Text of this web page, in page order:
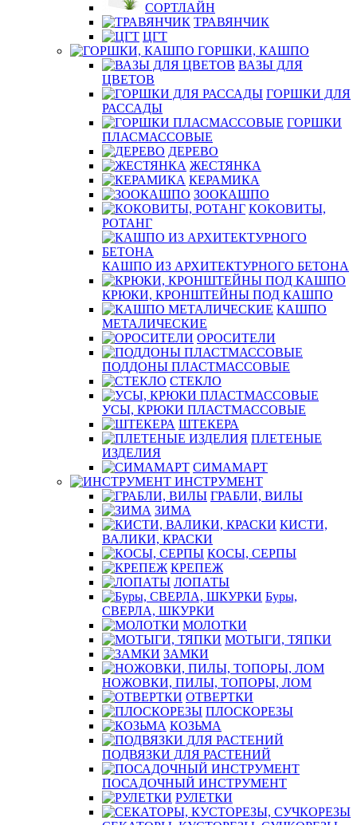
СОРТЛАЙН
ТРАВЯНЧИК
ЦГТ
ГОРШКИ, КАШПО
ВАЗЫ ДЛЯ
ЦВЕТОВ
ГОРШКИ ДЛЯ
РАССАДЫ
ГОРШКИ
ПЛАСМАССОВЫЕ
ДЕРЕВО
ЖЕСТЯНКА
КЕРАМИКА
ЗООКАШПО
КОКОВИТЫ,
РОТАНГ
КАШПО ИЗ АРХИТЕКТУРНОГО БЕТОНА
КРЮКИ, КРОНШТЕЙНЫ ПОД КАШПО
КАШПО
МЕТАЛИЧЕСКИЕ
ОРОСИТЕЛИ
ПОДДОНЫ ПЛАСТМАССОВЫЕ
СТЕКЛО
УСЫ, КРЮКИ ПЛАСТМАССОВЫЕ
ШТЕКЕРА
ПЛЕТЕНЫЕ
ИЗДЕЛИЯ
СИМАМАРТ
ИНСТРУМЕНТ
ГРАБЛИ, ВИЛЫ
ЗИМА
КИСТИ,
ВАЛИКИ, КРАСКИ
КОСЫ, СЕРПЫ
КРЕПЕЖ
ЛОПАТЫ
Буры,
СВЕРЛА, ШКУРКИ
МОЛОТКИ
МОТЫГИ, ТЯПКИ
ЗАМКИ
НОЖОВКИ, ПИЛЫ, ТОПОРЫ, ЛОМ
ОТВЕРТКИ
ПЛОСКОРЕЗЫ
КОЗЬМА
ПОДВЯЗКИ ДЛЯ РАСТЕНИЙ
ПОСАДОЧНЫЙ ИНСТРУМЕНТ
РУЛЕТКИ